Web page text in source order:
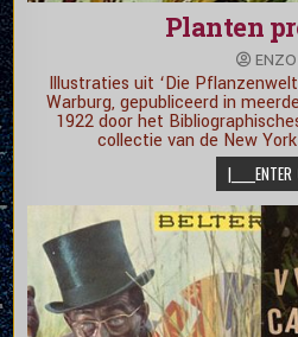
Planten
ENZO
Illustraties uit ‘Die
Warburg, gepubliceerd in
1922 door het
collectie van de New
|_____ENTER